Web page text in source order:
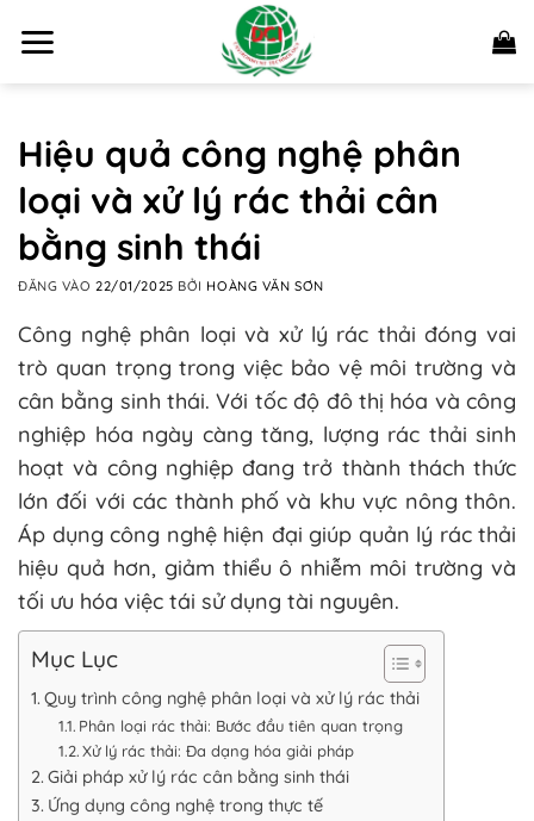
qua
Hiệu quả công nghệ phân
loại và xử lý rác thải cân
bằng sinh thái
ĐĂNG VÀO22/01/2025 BỞI HOÀNG VĂN SƠN
Công nghệ phân loại và xử lý rác thải đóng vai
trò quan trọng trong việc bảo vệ môi trường và
cân bằng sinh thái. Với tốc độ đô thị hóa và công
nghiệp hóa ngày càng tăng, lượng rác thải sinh
hoạt và công nghiệp đang trở thành thách thức
lớn đối với các thành phố và khu vực nông thôn.
Áp dụng công nghệ hiện đại giúp quản lý rác thải
hiệu quả hơn, giảm thiểu ô nhiễm môi trường và
tối ưu hóa việc tái sử dụng tài nguyên.
Mục Lục
Quy trình công nghệ phân loại và xử lý rác thải
Phân loại rác thải: Bước đầu tiên quan trọng
Xử lý rác thải: Đa dạng hóa giải pháp
Giải pháp xử lý rác cân bằng sinh thái
Ứng dụng công nghệ trong thực tế